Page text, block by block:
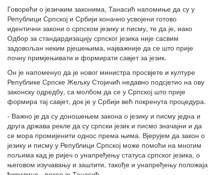
Говорећи о језичким законима, Танасић напомиње да су у
Републици Српској и Србији коначно усвојени готово
идентични закони о српском језику и писму, те да је, иако
Одбор за стандардизацију српског језика није сасвим
задовољан неким рјешењима, најважније да се што прије
почну примјењивати и формирати савјет за језик.
Он је напоменуо да је новог министра просвјете и културе
Републике Српске Жељку Стојичић недавно подсјетио на ову
законску одредбу, са молбом да се у Српској што прије
формира тај савјет, док је у Србији већ покренута процедура.
- Важно је да су доношењем закона о језику и писму једна и
друга држава рекле да су српски језик и писмо значајни и да
се мора промијенити однос према њима. Вјерујем да закон о
језику и писму у Републици Српској може помоћи на многим
пољима кад је ријеч о унапређењу статуса српског језика, о
његовом изучавању и заштити, такође и унапређењу положаја